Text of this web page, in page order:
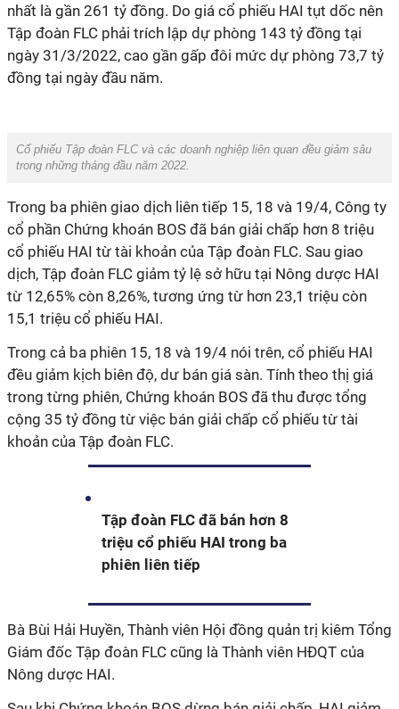
nhất là gần 261 tỷ đồng. Do giá cổ phiếu HAI tụt dốc nên
Tập đoàn FLC phải trích lập dự phòng 143 tỷ đồng tại
ngày 31/3/2022, cao gần gấp đôi mức dự phòng 73,7 tỷ
đồng tại ngày đầu năm.
Cổ phiếu Tập đoàn FLC và các doanh nghiệp liên quan đều giảm sâu
trong những tháng đầu năm 2022.
Trong ba phiên giao dịch liên tiếp 15, 18 và 19/4, Công ty
cổ phần Chứng khoán BOS đã bán giải chấp hơn 8 triệu
cổ phiếu HAI từ tài khoản của Tập đoàn FLC. Sau giao
dịch, Tập đoàn FLC giảm tỷ lệ sở hữu tại Nông dược HAI
từ 12,65% còn 8,26%, tương ứng từ hơn 23,1 triệu còn
15,1 triệu cổ phiếu HAI.
Trong cả ba phiên 15, 18 và 19/4 nói trên, cổ phiếu HAI
đều giảm kịch biên độ, dư bán giá sàn. Tính theo thị giá
trong từng phiên, Chứng khoán BOS đã thu được tổng
cộng 35 tỷ đồng từ việc bán giải chấp cổ phiếu từ tài
khoản của Tập đoàn FLC.
Tập đoàn FLC đã bán hơn 8
triệu cổ phiếu HAI trong ba
phiên liên tiếp
Bà Bùi Hải Huyền, Thành viên Hội đồng quản trị kiêm Tổng
Giám đốc Tập đoàn FLC cũng là Thành viên HĐQT của
Nông dược HAI.